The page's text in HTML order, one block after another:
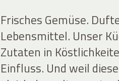
Frisches Gemüse.
Lebensmittel. Unser
Zutaten in
Einfluss. Und weil